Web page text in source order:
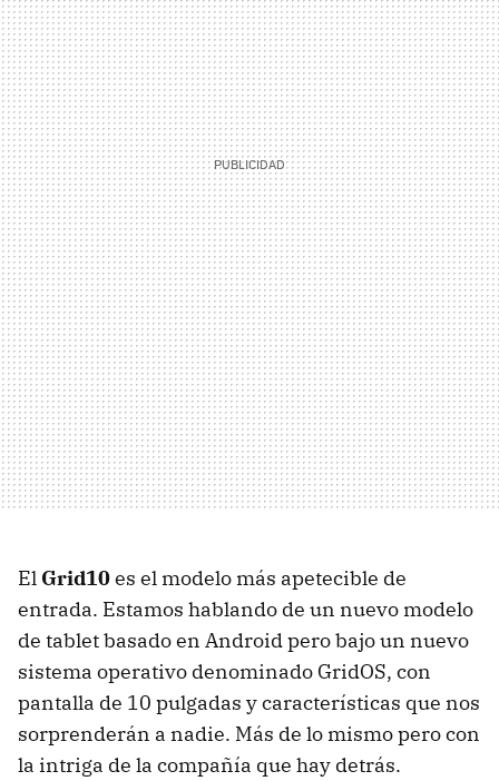
El Grid10es el modelo más apetecible de
entrada. Estamos hablando de un nuevo modelo
de tablet basado en Android pero bajo un nuevo
sistema operativo denominado GridOS, con
pantalla de 10 pulgadas y características que nos
sorprenderán a nadie. Más de lo mismo pero con
la intriga de la compañía que hay detrás.